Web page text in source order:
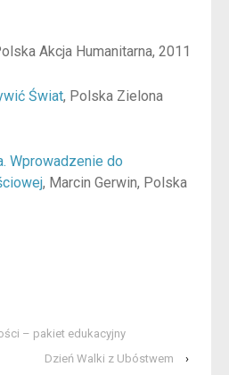
Akcja Humanitarna, 2011
Świat, Polska Zielona
Wprowadzenie do
, Marcin Gerwin, Polska
– pakiet edukacyjny
Dzień Walki z Ubóstwem
›